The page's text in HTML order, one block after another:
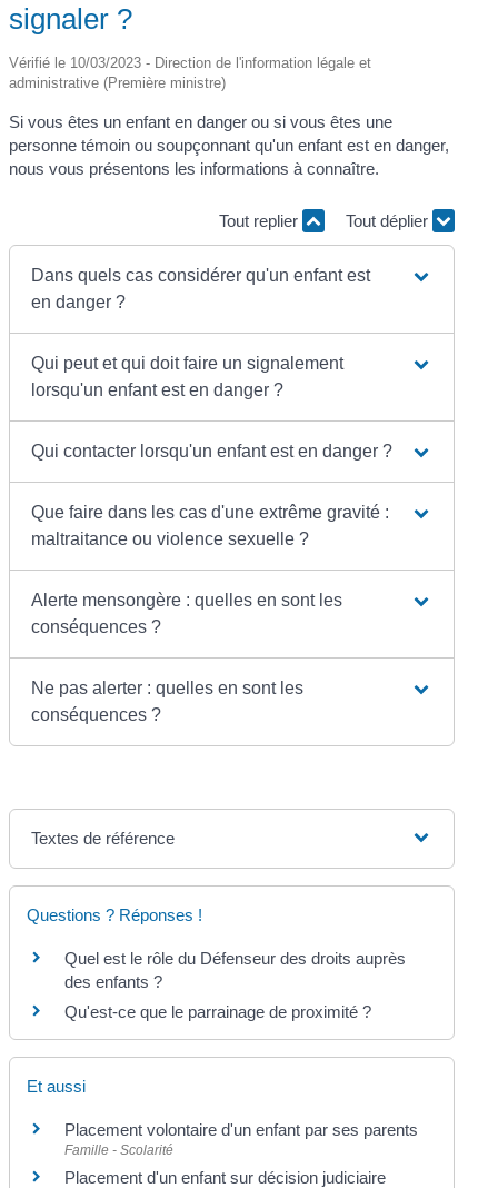
signaler ?
Vérifié le 10/03/2023 - Direction de l'information légale et
administrative (Première ministre)
Si vous êtes un enfant en danger ou si vous êtes une
personne témoin ou soupçonnant qu'un enfant est en danger,
nous vous présentons les informations à connaître.
Tout replier Tout déplier
Dans quels cas considérer qu'un enfant est
en danger ?
Qui peut et qui doit faire un signalement
lorsqu'un enfant est en danger ?
Qui contacter lorsqu'un enfant est en danger ?
Que faire dans les cas d'une extrême gravité :
maltraitance ou violence sexuelle ?
Alerte mensongère : quelles en sont les
conséquences ?
Ne pas alerter : quelles en sont les
conséquences ?
Textes de référence
Questions ? Réponses !
Quel est le rôle du Défenseur des droits auprès
des enfants ?
Qu'est-ce que le parrainage de proximité ?
Et aussi
Placement volontaire d'un enfant par ses parents
Famille - Scolarité
Placement d'un enfant sur décision judiciaire